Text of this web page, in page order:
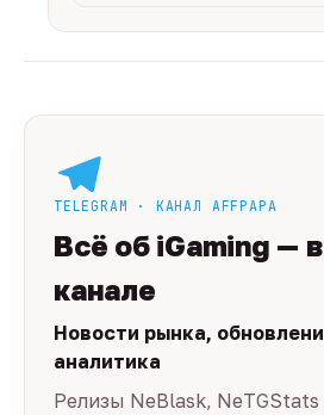
TELEGRAM · КАНАЛ AFFPAPA
Всё об iGaming —
канале
Новости рынка,
аналитика
Релизы NeBlask, NeTGStats